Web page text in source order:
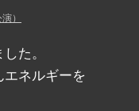
）
た。
ネルギーを